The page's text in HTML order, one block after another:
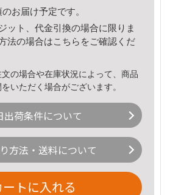
お届け予定です。
ット、代金引換の場合に限りま
法の場合はこちら をご確認くだ
の場合や在庫状況によって、商品
いただく場合がございます。
出荷条件について
方法・送料について
ートに入れる